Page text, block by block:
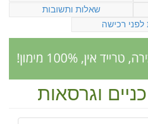
שאלות ותשובות
לפני רכישה
וגרסאות